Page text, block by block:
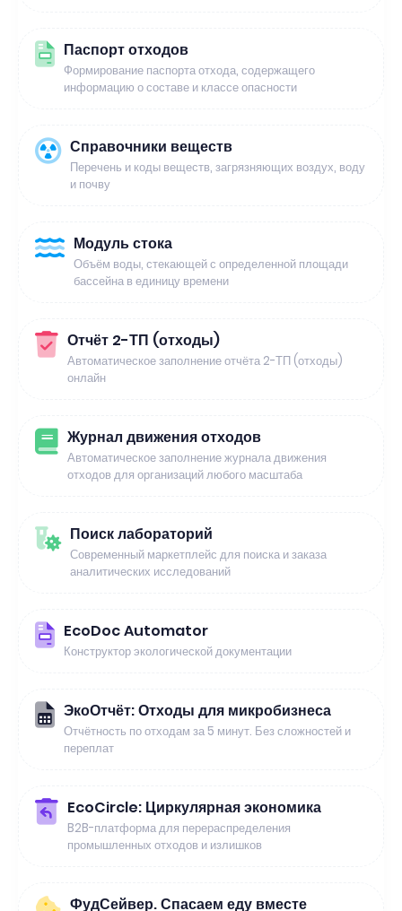
Паспорт отходов
Формирование паспорта отхода, содержащего
информацию о составе и классе опасности
Справочники веществ
Перечень и коды веществ, загрязняющих воздух, воду
и почву
Модуль стока
Объём воды, стекающей с определенной площади
бассейна в единицу времени
Отчёт 2-ТП (отходы)
Автоматическое заполнение отчёта 2-ТП (отходы)
онлайн
Журнал движения отходов
Автоматическое заполнение журнала движения
отходов для организаций любого масштаба
Поиск лабораторий
Современный маркетплейс для поиска и заказа
аналитических исследований
EcoDoc Automator
Конструктор экологической документации
ЭкоОтчёт: Отходы для микробизнеса
Отчётность по отходам за 5 минут. Без сложностей и
переплат
EcoCircle: Циркулярная экономика
B2B-платформа для перераспределения
промышленных отходов и излишков
ФудСейвер. Спасаем еду вместе